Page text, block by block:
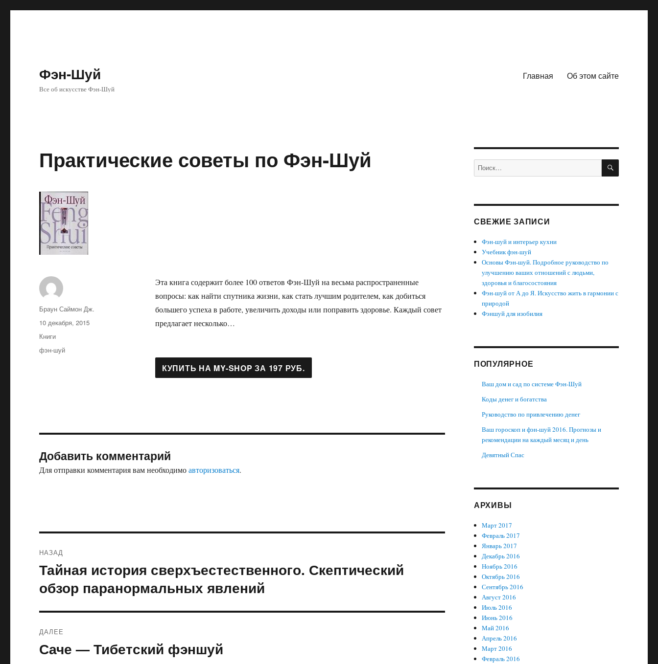
Фэн-Шуй
Все об искусстве Фэн-Шуй
Главная Об этом сайте
Практические советы по Фэн-Шуй
Эта книга содержит более 100 ответов Фэн-Шуй на весьма распространенные
вопросы: как найти спутника жизни, как стать лучшим родителем, как добиться
большего успеха в работе, увеличить доходы или поправить здоровье. Каждый совет
предлагает несколько…
Автор
Браун Саймон Дж.
Опубликовано
10 декабря, 2015
Рубрики
Книги
Метки
фэн-шуй
Добавить комментарий
Для отправки комментария вам необходимоавторизоваться.
по
записям
НАЗАД
Предыдущая
запись:
Тайная история сверхъестественного. Скептический
обзор паранормальных явлений
ДАЛЕЕ
Следующая
Саче — Тибетский фэншуй
Искать: ПОИСК
СВЕЖИЕ ЗАПИСИ
Фэн-шуй и интерьер кухни
Учебник фэн-шуй
Основы Фэн-шуй. Подробное руководство по
улучшению ваших отношений с людьми,
здоровья и благосостояния
Фэн-шуй от А до Я. Искусство жить в гармонии с
природой
Фэншуй для изобилия
ПОПУЛЯРНОЕ
Ваш дом и сад по системе Фэн-Шуй
Коды денег и богатства
Руководство по привлечению денег
Ваш гороскоп и фэн-шуй 2016. Прогнозы и
рекомендации на каждый месяц и день
Девятный Спас
АРХИВЫ
Март 2017
Февраль 2017
Январь 2017
Декабрь 2016
Ноябрь 2016
Октябрь 2016
Сентябрь 2016
Август 2016
Июль 2016
Июнь 2016
Май 2016
Апрель 2016
Март 2016
Февраль 2016